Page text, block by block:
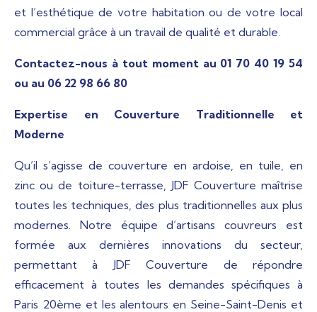
et l’esthétique de votre habitation ou de votre local
commercial grâce à un travail de qualité et durable.
Contactez-nous à tout moment au 01 70 40 19 54
ou au 06 22 98 66 80
Expertise en Couverture Traditionnelle et
Moderne
Qu’il s’agisse de couverture en ardoise, en tuile, en
zinc ou de toiture-terrasse, JDF Couverture maîtrise
toutes les techniques, des plus traditionnelles aux plus
modernes. Notre équipe d’artisans couvreurs est
formée aux dernières innovations du secteur,
permettant à JDF Couverture de répondre
efficacement à toutes les demandes spécifiques à
Paris 20ème et les alentours en Seine-Saint-Denis et